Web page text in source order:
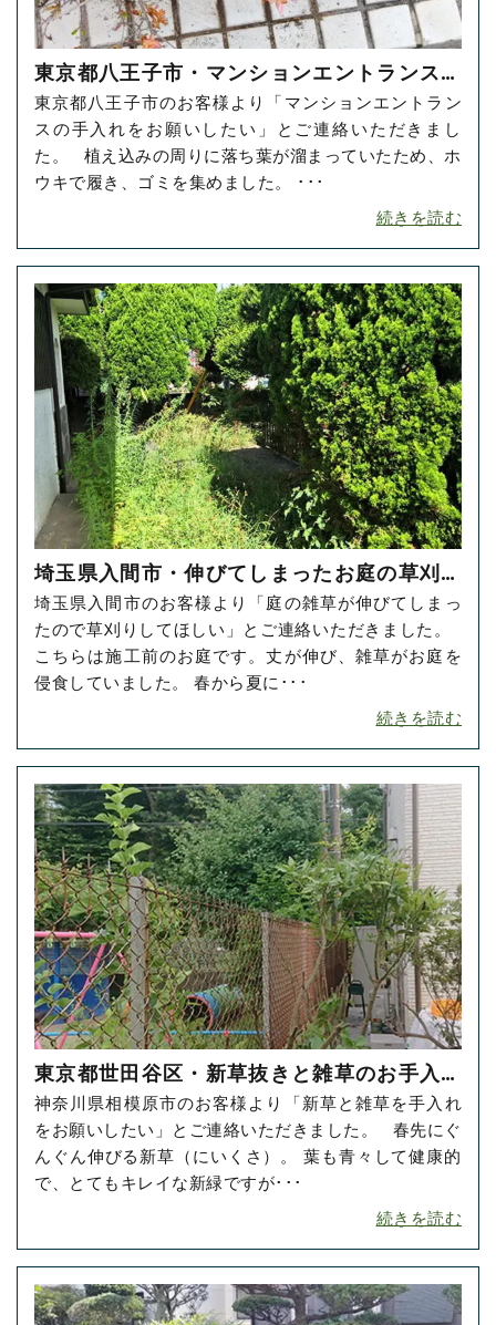
東京都八王子市・マンションエントランスの
お掃除をご依頼いただきました！
東京都八王子市のお客様より「マンションエントラン
スの手入れをお願いしたい」とご連絡いただきまし
た。 植え込みの周りに落ち葉が溜まっていたため、ホ
ウキで履き、ゴミを集めました。 ･･･
続きを読む
埼玉県入間市・伸びてしまったお庭の草刈り
をご依頼いただきました！
埼玉県入間市のお客様より「庭の雑草が伸びてしまっ
たので草刈りしてほしい」とご連絡いただきました。
こちらは施工前のお庭です。丈が伸び、雑草がお庭を
侵食していました。 春から夏に･･･
続きを読む
東京都世田谷区・新草抜きと雑草のお手入れ
をご依頼いただきました！
神奈川県相模原市のお客様より「新草と雑草を手入れ
をお願いしたい」とご連絡いただきました。 春先にぐ
んぐん伸びる新草（にいくさ）。 葉も青々して健康的
で、とてもキレイな新緑ですが･･･
続きを読む